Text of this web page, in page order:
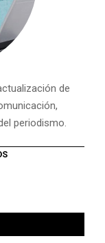
de
periodismo.